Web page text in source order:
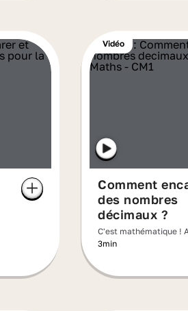
Vidéo
Comment
des nombres
décimaux ?
C'est mathématique !
3min